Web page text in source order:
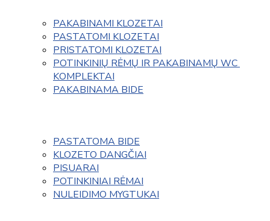
PAKABINAMI KLOZETAI
PASTATOMI KLOZETAI
PRISTATOMI KLOZETAI
POTINKINIŲ RĖMŲ IR PAKABINAMŲ WC
KOMPLEKTAI
PAKABINAMA BIDE
PASTATOMA BIDE
KLOZETO DANGČIAI
PISUARAI
POTINKINIAI RĖMAI
NULEIDIMO MYGTUKAI